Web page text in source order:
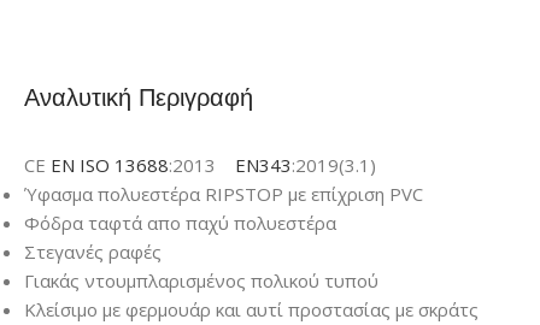
Αναλυτική Περιγραφή
CE EN ISO 13688:2013 EN343:2019(3.1)
Ύφασμα πολυεστέρα RIPSTOP με επίχριση PVC
Φόδρα ταφτά απο παχύ πολυεστέρα
Στεγανές ραφές
Γιακάς ντουμπλαρισμένος πολικού τυπού
Κλείσιμο με φερμουάρ και αυτί προστασίας με σκράτς